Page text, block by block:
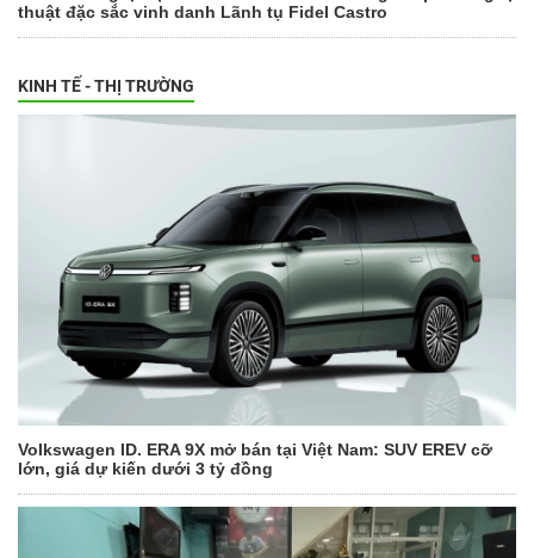
thuật đặc sắc vinh danh Lãnh tụ Fidel Castro
KINH TẾ - THỊ TRƯỜNG
Volkswagen ID. ERA 9X mở bán tại Việt Nam: SUV EREV cỡ
lớn, giá dự kiến dưới 3 tỷ đồng